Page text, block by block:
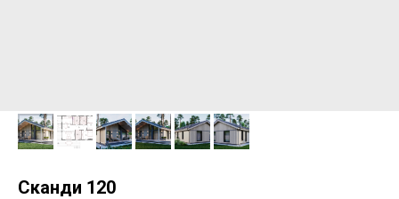
Сканди 120